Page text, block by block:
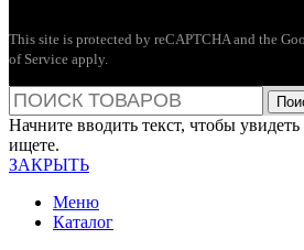
This site is protected by reCAPTCHA and the
of Service apply.
Начните вводить текст, чтобы
ищете.
ЗАКРЫТЬ
Меню
Каталог